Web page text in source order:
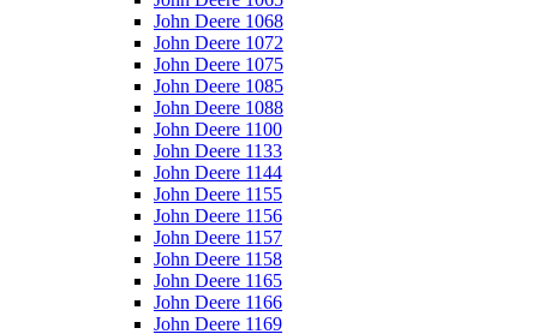
John Deere 1068
John Deere 1072
John Deere 1075
John Deere 1085
John Deere 1088
John Deere 1100
John Deere 1133
John Deere 1144
John Deere 1155
John Deere 1156
John Deere 1157
John Deere 1158
John Deere 1165
John Deere 1166
John Deere 1169